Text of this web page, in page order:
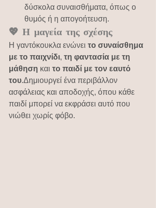
δύσκολα συναισθήματα, όπως ο
θυμός ή η απογοήτευση.
💖 Η μαγεία της σχέσης
Η γαντόκουκλα ενώνει το συναίσθημα
με το παιχνίδι, τη φαντασία με τη
μάθηση και το παιδί με τον εαυτό
του.Δημιουργεί ένα περιβάλλον
ασφάλειας και αποδοχής, όπου κάθε
παιδί μπορεί να εκφράσει αυτό που
νιώθει χωρίς φόβο.